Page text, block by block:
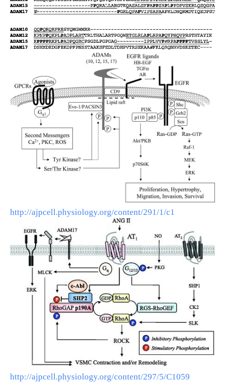
http://ajpcell.physiology.org/content/291/1/c1
http://ajpcell.physiology.org/content/297/5/C1059